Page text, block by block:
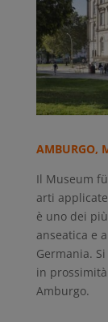
AMBURGO,
Il Museum
arti
è uno dei
anseatica e
Germania.
in
Amburgo.